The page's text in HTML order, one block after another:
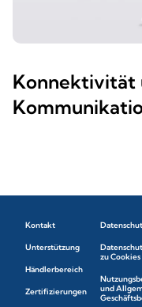
Konnektivität
Kontakt
Unterstützung
Händlerbereich
Zertifizierungen
zu Cookies
und